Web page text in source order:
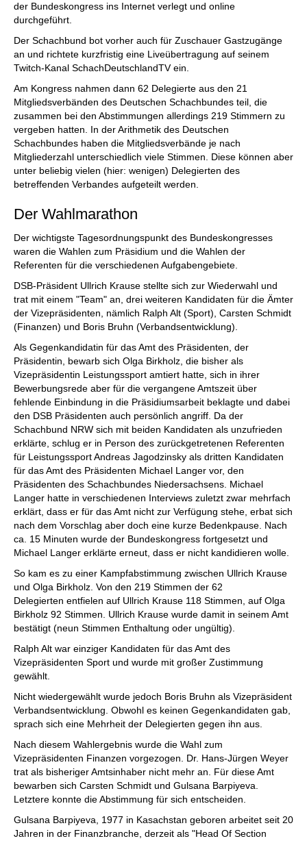
der Bundeskongress ins Internet verlegt und online
durchgeführt.
Der Schachbund bot vorher auch für Zuschauer Gastzugänge
an und richtete kurzfristig eine Liveübertragung auf seinem
Twitch-Kanal SchachDeutschlandTV ein.
Am Kongress nahmen dann 62 Delegierte aus den 21
Mitgliedsverbänden des Deutschen Schachbundes teil, die
zusammen bei den Abstimmungen allerdings 219 Stimmern zu
vergeben hatten. In der Arithmetik des Deutschen
Schachbundes haben die Mitgliedsverbände je nach
Mitgliederzahl unterschiedlich viele Stimmen. Diese können aber
unter beliebig vielen (hier: wenigen) Delegierten des
betreffenden Verbandes aufgeteilt werden.
Der Wahlmarathon
Der wichtigste Tagesordnungspunkt des Bundeskongresses
waren die Wahlen zum Präsidium und die Wahlen der
Referenten für die verschiedenen Aufgabengebiete.
DSB-Präsident Ullrich Krause stellte sich zur Wiederwahl und
trat mit einem "Team" an, drei weiteren Kandidaten für die Ämter
der Vizepräsidenten, nämlich Ralph Alt (Sport), Carsten Schmidt
(Finanzen) und Boris Bruhn (Verbandsentwicklung).
Als Gegenkandidatin für das Amt des Präsidenten, der
Präsidentin, bewarb sich Olga Birkholz, die bisher als
Vizepräsidentin Leistungssport amtiert hatte, sich in ihrer
Bewerbungsrede aber für die vergangene Amtszeit über
fehlende Einbindung in die Präsidiumsarbeit beklagte und dabei
den DSB Präsidenten auch persönlich angriff. Da der
Schachbund NRW sich mit beiden Kandidaten als unzufrieden
erklärte, schlug er in Person des zurückgetretenen Referenten
für Leistungssport Andreas Jagodzinsky als dritten Kandidaten
für das Amt des Präsidenten Michael Langer vor, den
Präsidenten des Schachbundes Niedersachsens. Michael
Langer hatte in verschiedenen Interviews zuletzt zwar mehrfach
erklärt, dass er für das Amt nicht zur Verfügung stehe, erbat sich
nach dem Vorschlag aber doch eine kurze Bedenkpause. Nach
ca. 15 Minuten wurde der Bundeskongress fortgesetzt und
Michael Langer erklärte erneut, dass er nicht kandidieren wolle.
So kam es zu einer Kampfabstimmung zwischen Ullrich Krause
und Olga Birkholz. Von den 219 Stimmen der 62
Delegierten entfielen auf Ullrich Krause 118 Stimmen, auf Olga
Birkholz 92 Stimmen. Ullrich Krause wurde damit in seinem Amt
bestätigt (neun Stimmen Enthaltung oder ungültig).
Ralph Alt war einziger Kandidaten für das Amt des
Vizepräsidenten Sport und wurde mit großer Zustimmung
gewählt.
Nicht wiedergewählt wurde jedoch Boris Bruhn als Vizepräsident
Verbandsentwicklung. Obwohl es keinen Gegenkandidaten gab,
sprach sich eine Mehrheit der Delegierten gegen ihn aus.
Nach diesem Wahlergebnis wurde die Wahl zum
Vizepräsidenten Finanzen vorgezogen. Dr. Hans-Jürgen Weyer
trat als bisheriger Amtsinhaber nicht mehr an. Für diese Amt
bewarben sich Carsten Schmidt und Gulsana Barpiyeva.
Letztere konnte die Abstimmung für sich entscheiden.
Gulsana Barpiyeva, 1977 in Kasachstan geboren arbeitet seit 20
Jahren in der Finanzbranche, derzeit als "Head Of Section